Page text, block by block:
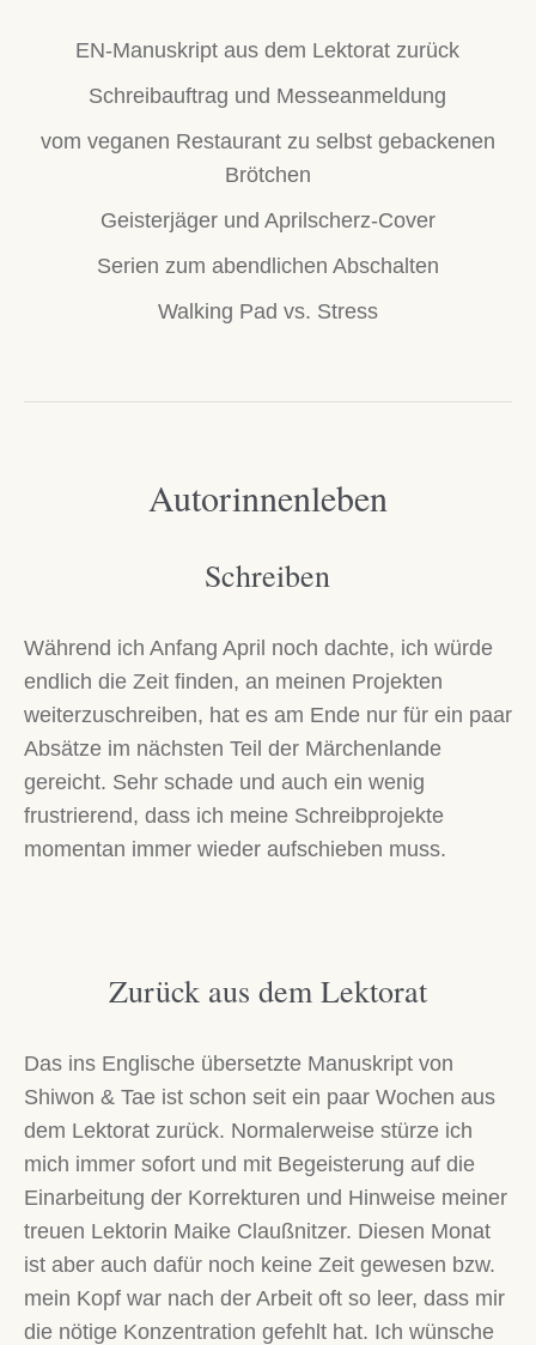
EN-Manuskript aus dem Lektorat zurück
Schreibauftrag und Messeanmeldung
vom veganen Restaurant zu selbst gebackenen
Brötchen
Geisterjäger und Aprilscherz-Cover
Serien zum abendlichen Abschalten
Walking Pad vs. Stress
Autorinnenleben
Schreiben
Während ich Anfang April noch dachte, ich würde
endlich die Zeit finden, an meinen Projekten
weiterzuschreiben, hat es am Ende nur für ein paar
Absätze im nächsten Teil der Märchenlande
gereicht. Sehr schade und auch ein wenig
frustrierend, dass ich meine Schreibprojekte
momentan immer wieder aufschieben muss.
Zurück aus dem Lektorat
Das ins Englische übersetzte Manuskript von
Shiwon & Tae ist schon seit ein paar Wochen aus
dem Lektorat zurück. Normalerweise stürze ich
mich immer sofort und mit Begeisterung auf die
Einarbeitung der Korrekturen und Hinweise meiner
treuen Lektorin Maike Claußnitzer. Diesen Monat
ist aber auch dafür noch keine Zeit gewesen bzw.
mein Kopf war nach der Arbeit oft so leer, dass mir
die nötige Konzentration gefehlt hat. Ich wünsche